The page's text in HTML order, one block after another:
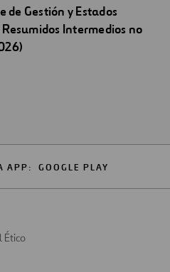
Gestión y Estados
Intermedios no
APP: GOOGLE PLAY
Ético